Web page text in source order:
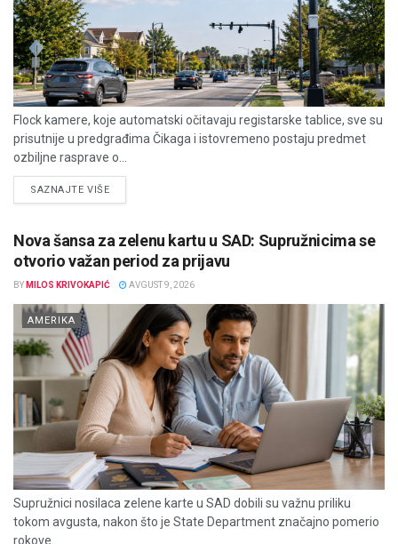
Flock kamere, koje automatski očitavaju registarske tablice, sve su
prisutnije u predgrađima Čikaga i istovremeno postaju predmet
ozbiljne rasprave o...
SAZNAJTE VIŠEDETAILS
Nova šansa za zelenu kartu u SAD: Supružnicima se
otvorio važan period za prijavu
BY MILOS KRIVOKAPIĆ AVGUST 9, 2026
AMERIKA
Supružnici nosilaca zelene karte u SAD dobili su važnu priliku
tokom avgusta, nakon što je State Department značajno pomerio
rokove...